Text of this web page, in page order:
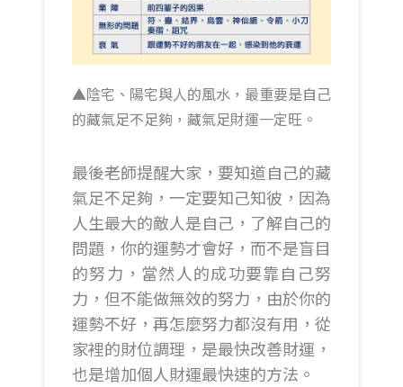
▲陰宅、陽宅與人的風水，最重要是自己
的藏氣足不足夠，藏氣足財運一定旺。
最後老師提醒大家，要知道自己的藏
氣足不足夠，一定要知己知彼，因為
人生最大的敵人是自己，了解自己的
問題，你的運勢才會好，而不是盲目
的努力，當然人的成功要靠自己努
力，但不能做無效的努力，由於你的
運勢不好，再怎麼努力都沒有用，從
家裡的財位調理，是最快改善財運，
也是增加個人財運最快速的方法。